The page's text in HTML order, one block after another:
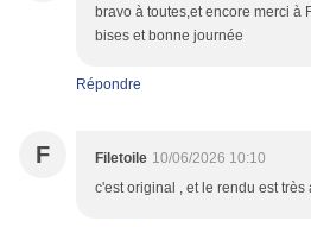
bravo à toutes,et encore merci à
bises et bonne journée
Répondre
F Filetoile 10/06/2026 10:10
c'est original , et le rendu est